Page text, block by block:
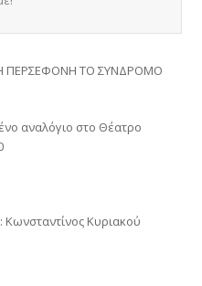
Η ΠΕΡΣΕΦΟΝΗ ΤΟ ΣΥΝΔΡΟΜΟ
αναλόγιο στο Θέατρο
Κωνσταντίνος Κυριακού